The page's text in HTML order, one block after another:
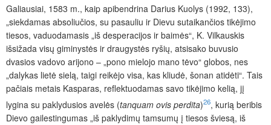
Galiausiai, 1583 m., kaip apibendrina Darius Kuolys (1992, 133),
„siekdamas absoliučios, su pasauliu ir Dievu sutaikančios tikėjimo
tiesos, vaduodamasis „iš desperacijos ir baimės“, K. Vilkauskis
išsižada visų giminystės ir draugystės ryšių, atsisako buvusio
dvasios vadovo arijono – „pono mielojo mano tėvo“ globos, nes
„dalykas lietė sielą, taigi reikėjo visa, kas kliudė, šonan atidėti“. Tais
pačiais metais Kasparas, reflektuodamas savo tikėjimo kelią, jį
lygina su paklydusios avelės (tanquam ovis perdita)26, kurią beribis
Dievo gailestingumas „iš paklydimų tamsumų į tiesos šviesą, iš